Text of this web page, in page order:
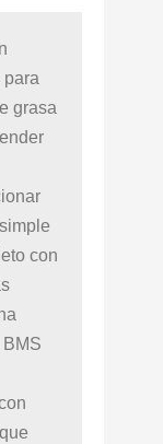
para
grasa
con